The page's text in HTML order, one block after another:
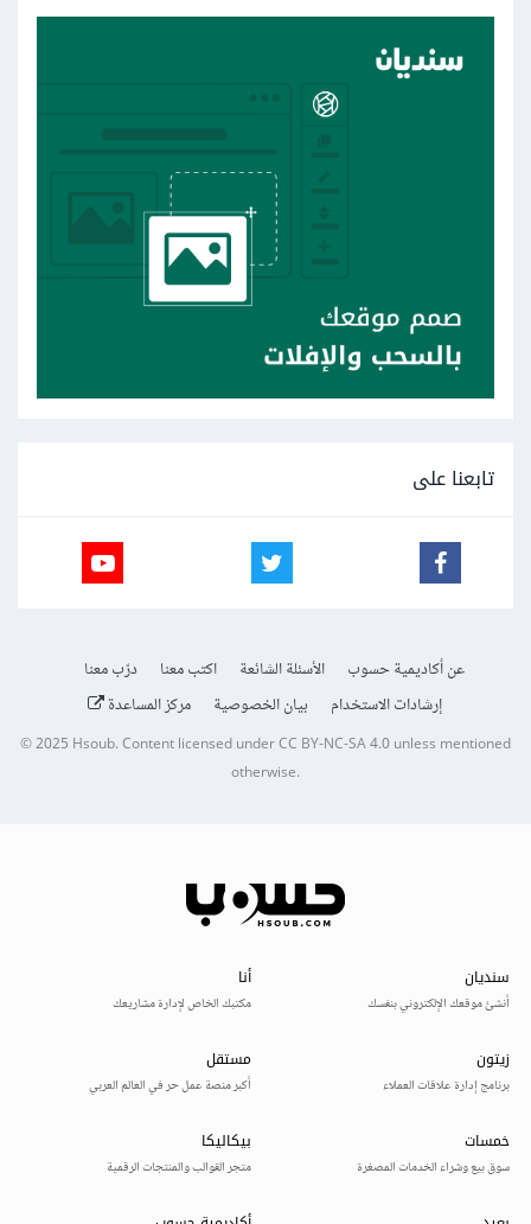
تابعنا على
عن أكاديمية حسوب الأسئلة الشائعة اكتب معنا
درّب معنا
إرشادات الاستخدام
بيان الخصوصية مركز المساعدة
© 2025Hsoub.Content licensed underCC BY-NC-SA 4.0unless mentioned
otherwise.